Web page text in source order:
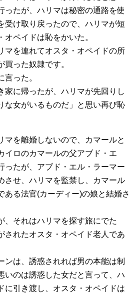
ったが、ハリマは秘密の通路を使
受け取り戻ったので、ハリマが短
ペイドは恥をかいた。
マを連れてオスタ・オペイドの所
買った奴隷です。
言った。
家に帰ったが、ハリマが先回りし
な女がいるものだ」と思い再び恥
マを離婚しないので、カマールと
イロのカマールの父アブド・エ
ったが、アブド・エル・ラーマー
させ、ハリマを監禁し、カマール
ある法官(カーディー)の娘と結婚さ
、それはハリマを探す旅にでた
されたオスタ・オペイド老人であ
ンは、誘惑されれば男の本能は制
いのは誘惑した女だと言って、ハ
に引き渡し、オスタ・オペイドは